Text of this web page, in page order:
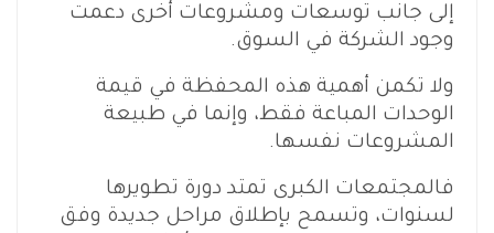
إلى جانب توسعات ومشروعات أخرى دعمت
وجود الشركة في السوق.
ولا تكمن أهمية هذه المحفظة في قيمة
الوحدات المباعة فقط، وإنما في طبيعة
المشروعات نفسها.
فالمجتمعات الكبرى تمتد دورة تطويرها
لسنوات، وتسمح بإطلاق مراحل جديدة وفق